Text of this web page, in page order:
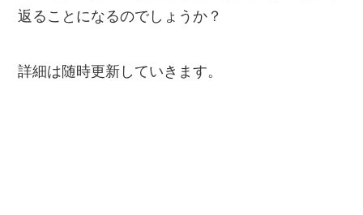
返ることになるのでしょうか？
詳細は随時更新していきます。